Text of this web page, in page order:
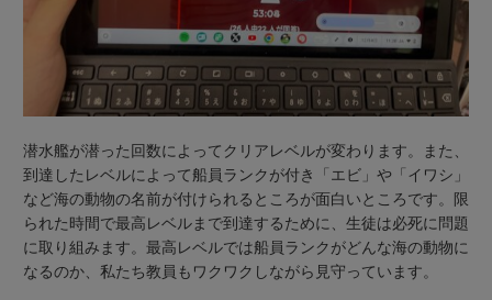
潜水艦が潜った回数によってクリアレベルが変わります。また、
到達したレベルによって船員ランクが付き「エビ」や「イワシ」
など海の動物の名前が付けられるところが面白いところです。限
られた時間で最高レベルまで到達するために、生徒は必死に問題
に取り組みます。最高レベルでは船員ランクがどんな海の動物に
なるのか、私たち教員もワクワクしながら見守っています。
Choose
preferred
language
Currency
This
will
update
pricing